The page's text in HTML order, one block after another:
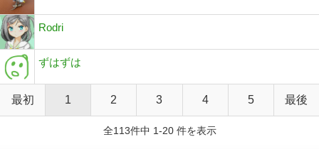
Rodri
ずはずは
最初 1 2 3 4 5 最後
全113件中 1-20 件を表示